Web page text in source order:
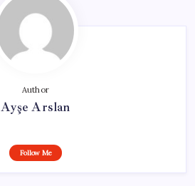
Author
Ayşe Arslan
Follow Me